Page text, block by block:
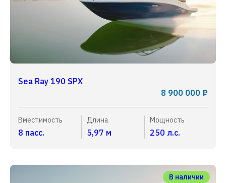
Sea Ray 190 SPX
8 900 000 ₽
Вместимость
8 пасс.
Длина
5,97 м
Мощность
250 л.с.
В наличии